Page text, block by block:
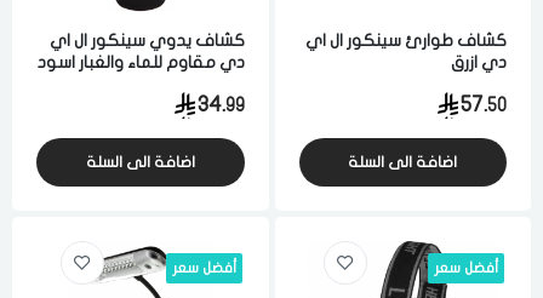
كشاف طوارئ سينكور ال اي
دي ازرق
57.50
اضافة الى السلة
كشاف يدوي سينكور ال اي
دي مقاوم للماء والغبار اسود
34.99
اضافة الى السلة
أفضل سعر أفضل سعر
تسجيل
اختر المدينة
اختر المدينة
اختر المدينة